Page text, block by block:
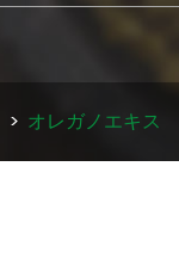
オレガノエキス